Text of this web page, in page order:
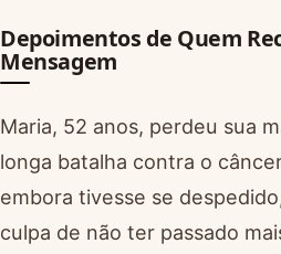
Depoimentos de Quem
Mensagem
Maria, 52 anos, perdeu sua
longa batalha contra o
embora tivesse se
culpa de não ter passado